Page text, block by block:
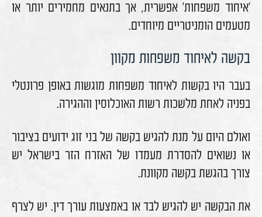
'איחוד משפחות' אפשרית, אך בתנאים מחמירים יותר או
מטעמים הומניטריים מיוחדים.
בקשה לאיחוד משפחות מקוון
בעבר היו בקשות לאיחוד משפחות מוגשות באופן פרונטלי
בפניה לאחת מלשכות רשות האוכלוסין וההגירה.
ואולם היום על מנת להגיש בקשה של בני זוג ידועים בציבור
או נשואים להסדרת מעמדו של האזרח הזר בישראל יש
צורך בהגשת בקשה מקוונת.
את הבקשה יש להגיש לבד או באמצעות עורך דין. יש לצרף